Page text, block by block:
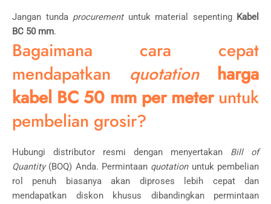
Jangan tunda procurementuntuk material sepenting Kabel
BC 50 mm.
Bagaimana cara cepat
mendapatkan quotation
harga
kabel BC 50 mm per meteruntuk
pembelian grosir?
Hubungi distributor resmi dengan menyertakan Bill of
Quantity(BOQ) Anda. Permintaan quotationuntuk pembelian
rol penuh biasanya akan diproses lebih cepat dan
mendapatkan diskon khusus dibandingkan permintaan